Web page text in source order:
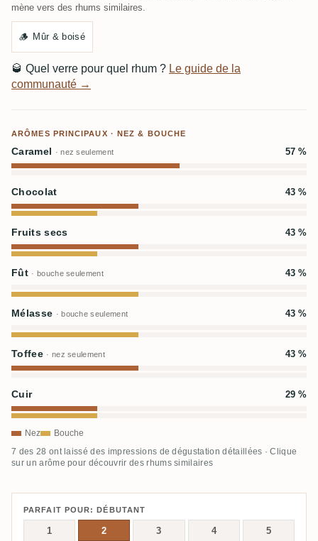
mène vers des rhums similaires.
🪵 Mûr & boisé
🥃 Quel verre pour quel rhum ? Le guide de la
communauté →
ARÔMES PRINCIPAUX · NEZ & BOUCHE
Caramel · nez seulement 57 %
Chocolat 43 %
Fruits secs 43 %
Fût · bouche seulement 43 %
Mélasse · bouche seulement 43 %
Toffee · nez seulement 43 %
Cuir 29 %
Nez Bouche
7 des 28 ont laissé des impressions de dégustation détaillées · Clique
sur un arôme pour découvrir des rhums similaires
PARFAIT POUR: DÉBUTANT
1 2 3 4 5